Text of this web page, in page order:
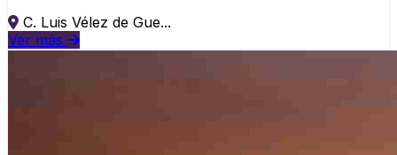
C. Luis Vélez de Gue...
Ver más